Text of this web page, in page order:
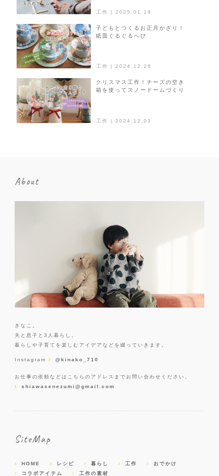
工作 | 2025.01.19
工作 | 2024.12.26
子どもとつくるお正月かざり！
紙皿ぐるぐるへび
工作 | 2024.12.03
クリスマス工作！チーズの空き
箱を使ってスノードームづくり
About
きなこ。
夫と息子と3人暮らし。
暮らしや子育てを楽しむアイデアなどを綴っていきます。
Instagram @kinako_710
お仕事の依頼などはこちらのアドレスまでお問い合わせください。
shiawasenezumi@gmail.com
SiteMap
HOME レシピ 暮らし 工作
おでかけ
コラボアイテム
工作の素材